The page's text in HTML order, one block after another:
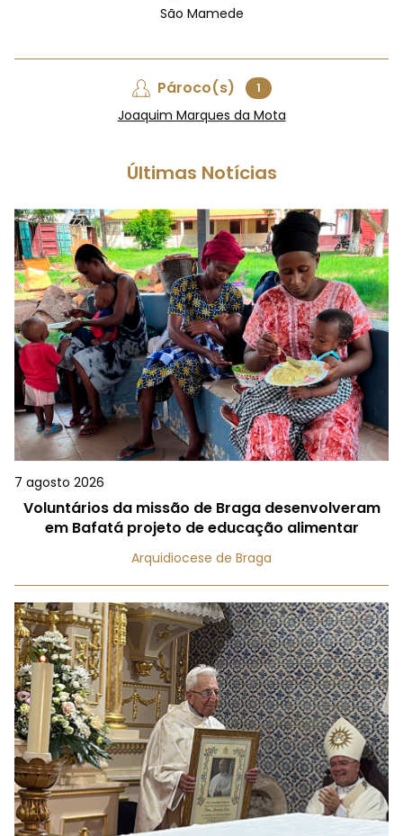
São Mamede
Pároco(s) 1
Joaquim Marques da Mota
Últimas Notícias
7 agosto 2026
Voluntários da missão de Braga desenvolveram
em Bafatá projeto de educação alimentar
Arquidiocese de Braga